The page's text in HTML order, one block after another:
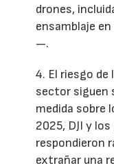
drones,
ensamblaje
—.
4. El riesgo
sector siguen
medida sobre
2025, DJI y
respondieron
extrañar una